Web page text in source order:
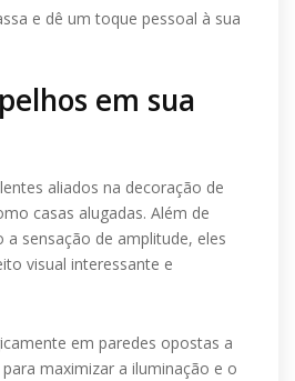
e dê um toque pessoal à sua
em sua
aliados na decoração de
casas alugadas. Além de
sensação de amplitude, eles
visual interessante e
em paredes opostas a
maximizar a iluminação e o